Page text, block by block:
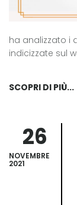
ha analizzato i
indicizzate sul
SCOPRI DI PIÙ...
26
NOVEMBRE
2021